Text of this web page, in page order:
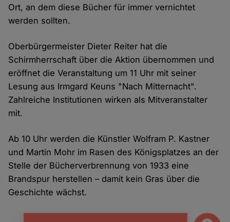
Ort, an dem diese Bücher für immer vernichtet
werden sollten.
Oberbürgermeister Dieter Reiter hat die
Schirmherrschaft über die Aktion übernommen und
eröffnet die Veranstaltung um 11 Uhr mit seiner
Lesung aus Irmgard Keuns "Nach Mitternacht".
Zahlreiche Institutionen wirken als Mitveranstalter
mit.
Ab 10 Uhr werden die Künstler Wolfram P. Kastner
und Martin Mohr im Rasen des Königsplatzes an der
Stelle der Bücherverbrennung von 1933 eine
Brandspur herstellen – damit kein Gras über die
Geschichte wächst.